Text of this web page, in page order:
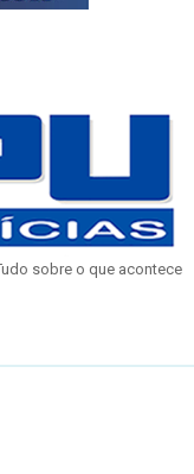
sobre o que acontece